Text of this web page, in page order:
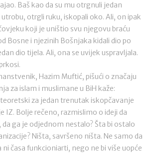
Baš kao da su mu otrgnuli jedan
otrgli ruku, iskopali oko. Ali, on ipak
koji je uništio svu njegovu braću
Bosne i njezinih Bošnjaka kidali dio po
dio tijela. Ali, ona se uvijek uspravljala.
Hazim Muftić, pišući o značaju
za islam i muslimane u BiH kaže:
za jedan trenutak iskopčavanje
IZ. Bolje rečeno, razmislimo o ideji da
ga je odjednom nestalo? Šta bi ostalo
Ništa, savršeno ništa. Ne samo da
ni časa funkcioniarti, nego ne bi više uopće